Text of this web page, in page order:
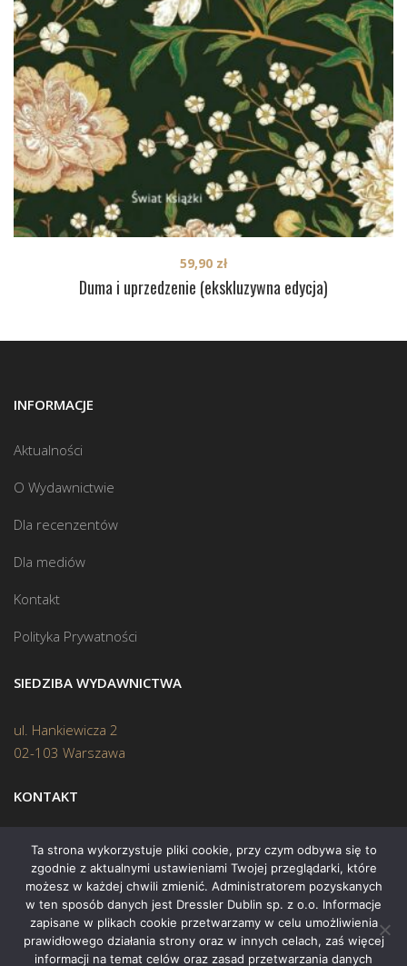
Duma i uprzedzenie (ekskluzywna edycja)
59,90 zł
INFORMACJE
Aktualności
O Wydawnictwie
Dla recenzentów
Dla mediów
Kontakt
Polityka Prywatności
SIEDZIBA WYDAWNICTWA
ul. Hankiewicza 2
02-103 Warszawa
KONTAKT
Biuro:(22) 45 70 402
Mail:biuro@swiatksiazki.pl
Ta strona wykorzystuje pliki cookie, przy czym odbywa się to
zgodnie z aktualnymi ustawieniami Twojej przeglądarki, które
możesz w każdej chwili zmienić. Administratorem pozyskanych
w ten sposób danych jest Dressler Dublin sp. z o.o. Informacje
zapisane w plikach cookie przetwarzamy w celu umożliwienia
prawidłowego działania strony oraz w innych celach, zaś więcej
informacji na temat celów oraz zasad przetwarzania danych